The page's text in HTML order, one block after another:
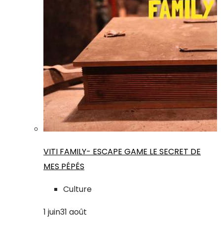
VITI FAMILY- ESCAPE GAME LE SECRET DE
MES PÉPÉS
Culture
1 juin31 août